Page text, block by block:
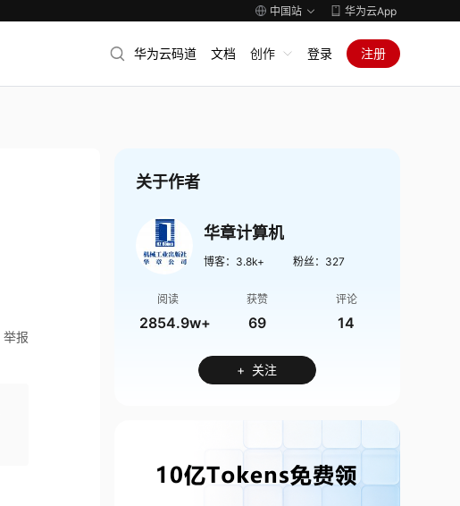
中国站 华为云App
华为云码道 文档 创作 登录 注册
举报
关于作者
华章计算机
博客： 3.8k+ 粉丝： 327
阅读
2854.9w+
获赞
69
评论
14
+ 关注